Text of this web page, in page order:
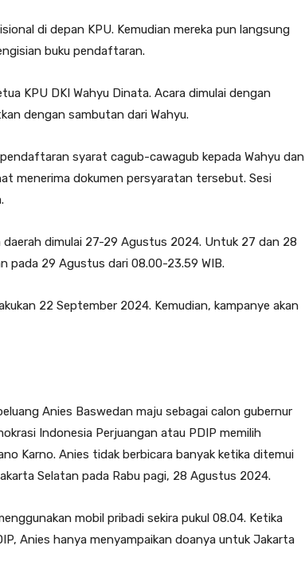
di depan KPU. Kemudian mereka pun langsung
buku pendaftaran.
KPU DKI Wahyu Dinata. Acara dimulai dengan
dengan sambutan dari Wahyu.
syarat cagub-cawagub kepada Wahyu dan
menerima dokumen persyaratan tersebut. Sesi
dimulai 27-29 Agustus 2024. Untuk 27 dan 28
pada 29 Agustus dari 08.00-23.59 WIB.
22 September 2024. Kemudian, kampanye akan
Anies Baswedan maju sebagai calon gubernur
Indonesia Perjuangan atau PDIP memilih
Karno. Anies tidak berbicara banyak ketika ditemui
Selatan pada Rabu pagi, 28 Agustus 2024.
mobil pribadi sekira pukul 08.04. Ketika
Anies hanya menyampaikan doanya untuk Jakarta